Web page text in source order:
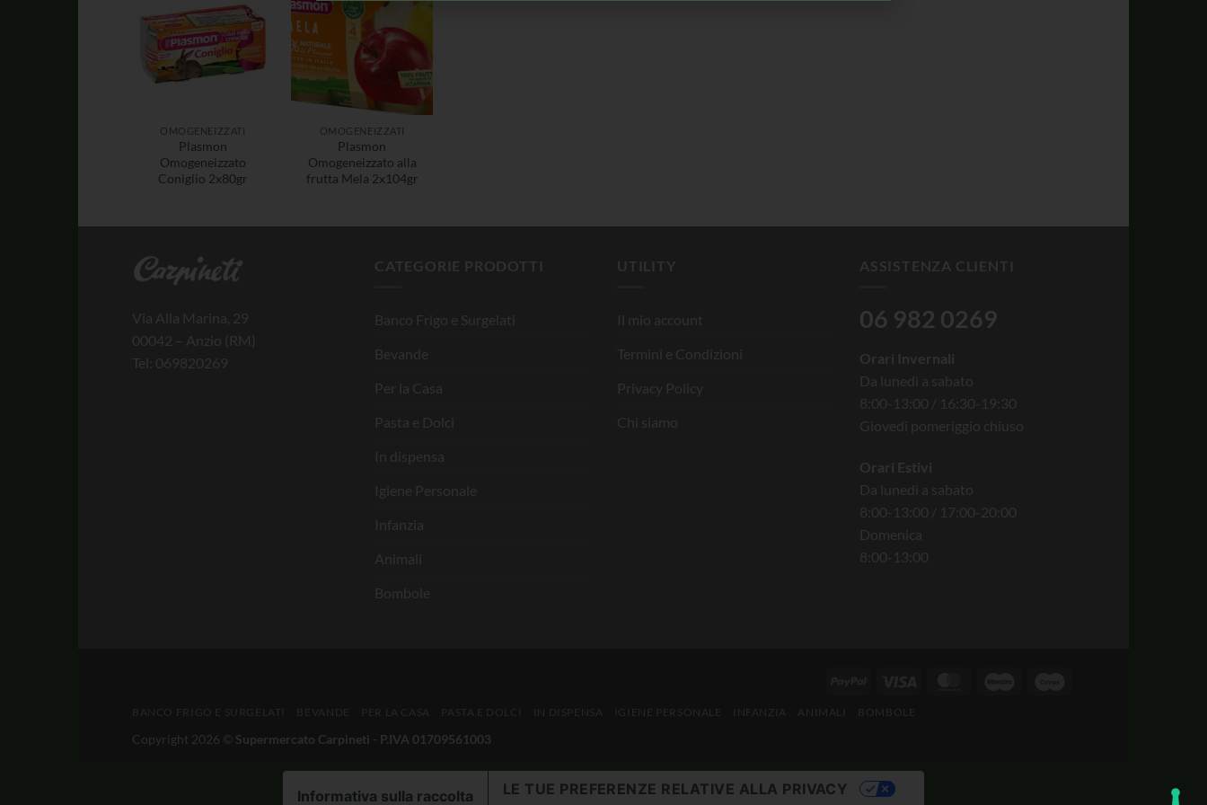
OMOGENEIZZATI
Plasmon
Omogeneizzato
Coniglio 2x80gr
OMOGENEIZZATI
Plasmon
Omogeneizzato alla
frutta Mela 2x104gr
Via Alla Marina, 29
00042 – Anzio (RM)
Tel: 069820269
CATEGORIE PRODOTTI
Banco Frigo e Surgelati
Bevande
Per la Casa
Pasta e Dolci
In dispensa
Igiene Personale
Infanzia
Animali
Bombole
UTILITY
Il mio account
Termini e Condizioni
Privacy Policy
Chi siamo
ASSISTENZA CLIENTI
06 982 0269
Orari Invernali
Da lunedì a sabato
8:00-13:00 / 16:30-19:30
Giovedì pomeriggio chiuso
Orari Estivi
Da lunedì a sabato
8:00-13:00 / 17:00-20:00
Domenica
8:00-13:00
Copyright 2026 © Supermercato Carpineti - P.IVA 01709561003
Informativa sulla raccolta LE TUE PREFERENZE RELATIVE ALLA PRIVACY